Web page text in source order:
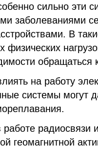
сильно эти
заболеваниями
В
физических
обращаться
на работу
системы могут
радиосвязи
геомагнитной